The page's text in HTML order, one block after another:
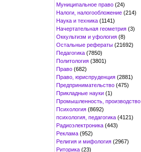
Муниципальное право (24)
Налоги, налогообложение (214)
Наука и техника (1141)
Начертательная геометрия (3)
Оккультизм и уфология (8)
Остальные рефераты (21692)
Педагогика (7850)
Политология (3801)
Право (682)
Право, юриспруденция (2881)
Предпринимательство (475)
Прикладные науки (1)
Промышленность, производство
Психология (8692)
психология, педагогика (4121)
Радиоэлектроника (443)
Реклама (952)
Религия и мифология (2967)
Риторика (23)